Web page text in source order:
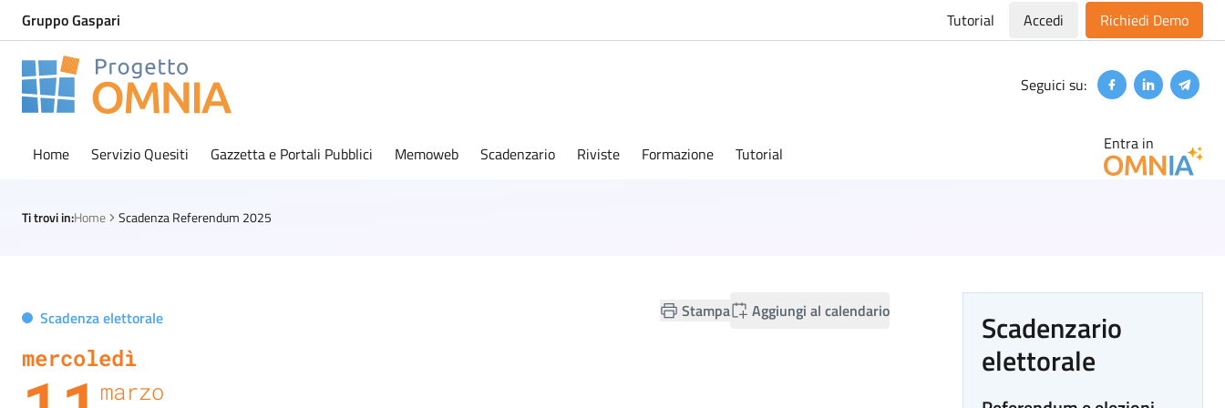
Gruppo Gaspari Tutorial Accedi Richiedi Demo
Progetto Omnia
Seguici su: FacebookLinkedin
Home Servizio Quesiti Gazzetta e Portali Pubblici Memoweb Scadenzario Riviste Formazione Tutorial Entra in
Ti trovi in:Home Scadenza Referendum 2025
Scadenza elettorale Stampa Aggiungi al calendario
mercoledì
marzo
Scadenzario
elettorale